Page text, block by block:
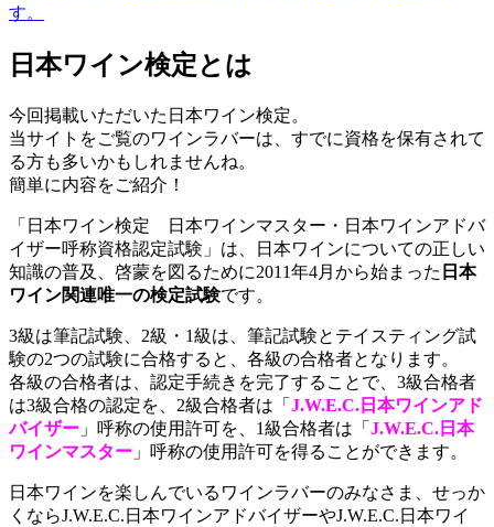
す。
日本ワイン検定とは
今回掲載いただいた日本ワイン検定。
当サイトをご覧のワインラバーは、すでに資格を保有されて
る方も多いかもしれませんね。
簡単に内容をご紹介！
「日本ワイン検定 日本ワインマスター・日本ワインアドバ
イザー呼称資格認定試験」は、日本ワインについての正しい
知識の普及、啓蒙を図るために2011年4月から始まった 日本
ワイン関連唯一の検定試験です。
3級は筆記試験、2級・1級は、筆記試験とテイスティング試
験の2つの試験に合格すると、各級の合格者となります。
各級の合格者は、認定手続きを完了することで、3級合格者
は3級合格の認定を、2級合格者は「 J.W.E.C.日本ワインアド
バイザー 」呼称の使用許可を、1級合格者は「 J.W.E.C.日本
ワインマスター 」呼称の使用許可を得ることができます。
日本ワインを楽しんでいるワインラバーのみなさま、せっか
くならJ.W.E.C.日本ワインアドバイザーやJ.W.E.C.日本ワイ